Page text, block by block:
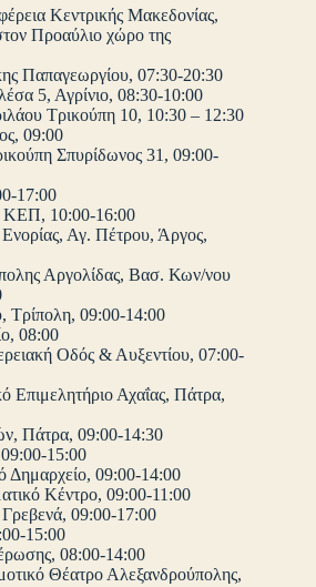
Κεντρικής Μακεδονίας,
Προαύλιο χώρο της
Παπαγεωργίου, 07:30-20:30
5, Αγρίνιο, 08:30-10:00
Τρικούπη 10, 10:30 – 12:30
09:00
Σπυρίδωνος 31, 09:00-
17:00
ΚΕΠ, 10:00-16:00
Αγ. Πέτρου, Άργος,
Αργολίδας, Βασ. Κων/νου
Τρίπολη, 09:00-14:00
08:00
Οδός & Αυξεντίου, 07:00-
Επιμελητήριο Αχαΐας, Πάτρα,
Πάτρα, 09:00-14:30
15:00
Δημαρχείο, 09:00-14:00
Κέντρο, 09:00-11:00
09:00-17:00
15:00
08:00-14:00
Θέατρο Αλεξανδρούπολης,